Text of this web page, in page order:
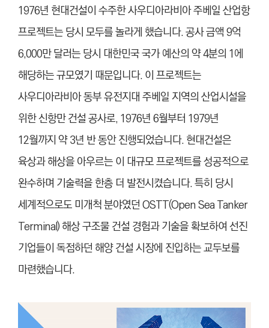
1976년 현대건설이 수주한 사우디아라비아 주베일 산업항
프로젝트는 당시 모두를 놀라게 했습니다. 공사 금액 9억
6,000만 달러는 당시 대한민국 국가 예산의 약 4분의 1에
해당하는 규모였기 때문입니다. 이 프로젝트는
사우디아라비아 동부 유전지대 주베일 지역의 산업시설을
위한 신항만 건설 공사로, 1976년 6월부터 1979년
12월까지 약 3년 반 동안 진행되었습니다. 현대건설은
육상과 해상을 아우르는 이 대규모 프로젝트를 성공적으로
완수하며 기술력을 한층 더 발전시켰습니다. 특히 당시
세계적으로도 미개척 분야였던 OSTT(Open Sea Tanker
Terminal) 해상 구조물 건설 경험과 기술을 확보하여 선진
기업들이 독점하던 해양 건설 시장에 진입하는 교두보를
마련했습니다.